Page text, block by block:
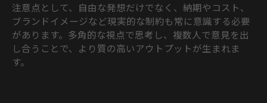
注意点として、自由な発想だけでなく、納期やコスト、
ブランドイメージなど現実的な制約も常に意識する必要
があります。多角的な視点で思考し、複数人で意見を出
し合うことで、より質の高いアウトプットが生まれま
す。